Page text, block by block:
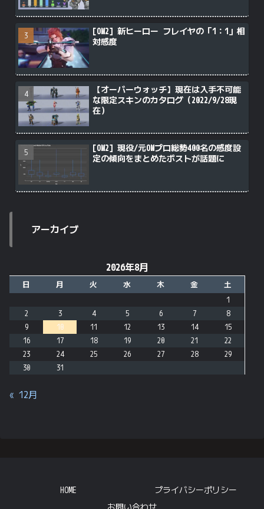
[OW2] 新ヒーロー フレイヤの「1：1」相
対感度
【オーバーウォッチ】現在は入手不可能
な限定スキンのカタログ（2022/9/28現
在）
[OW2] 現役/元OWプロ総勢400名の感度設
定の傾向をまとめたポストが話題に
アーカイブ
2026年8月
日 月 火 水 木 金
土
1
2
3 4 5 6 7
8
9
10 11 12 13 14
15
16
17 18 19 20 21
22
23
24 25 26 27 28
29
30
31
« 12月
HOME
プライバシーポリシー
お問い合わせ